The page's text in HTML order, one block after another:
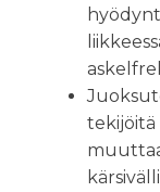
tekijöitä